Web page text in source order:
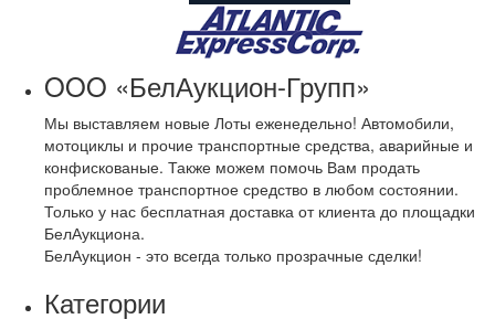
OOO «БелАукцион-Групп»
Мы выставляем новые Лоты еженедельно! Автомобили,
мотоциклы и прочие транспортные средства, аварийные и
конфискованые. Также можем помочь Вам продать
проблемное транспортное средство в любом состоянии.
Только у нас бесплатная доставка от клиента до площадки
БелАукциона.
БелАукцион - это всегда только прозрачные сделки!
Категории